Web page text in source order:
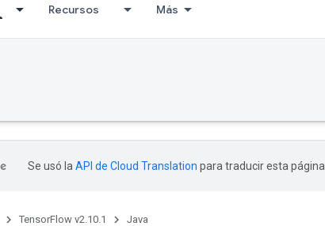
Recursos Más
Se usó la API de Cloud Translation para traducir esta página.
TensorFlow v2.10.1 Java